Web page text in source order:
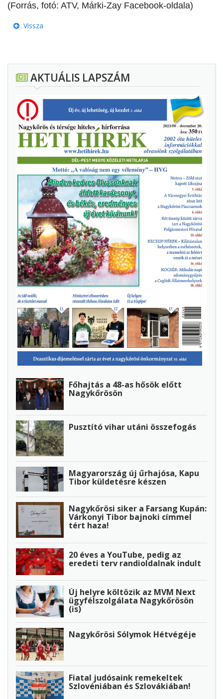
(Forrás, fotó: ATV, Márki-Zay Facebook-oldala)
Vissza
AKTUÁLIS LAPSZÁM
Főhajtás a 48-as hősök előtt
Nagykőrösön
Pusztító vihar utáni összefogás
Magyarország új űrhajósa, Kapu
Tibor küldetésre készen
Nagykőrösi siker a Farsang Kupán:
Várkonyi Tibor bajnoki címmel
tért haza!
20 éves a YouTube, pedig az
eredeti terv randioldalnak indult
Új helyre költözik az MVM Next
ügyfélszolgálata Nagykőrösön
(is)
Nagykőrösi Sólymok Hétvégéje
Fiatal judósaink remekeltek
Szlovéniában és Szlovákiában!